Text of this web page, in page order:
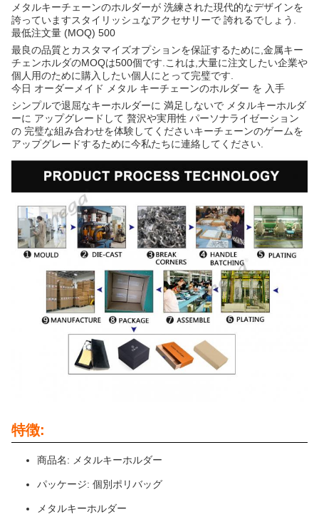
メタルキーチェーンのホルダーが 洗練された現代的なデザインを
誇っていますスタイリッシュなアクセサリーで 誇れるでしょう.
最低注文量 (MOQ) 500
最良の品質とカスタマイズオプションを保証するために,金属キー
チェンホルダのMOQは500個です.これは,大量に注文したい企業や
個人用のために購入したい個人にとって完璧です.
今日 オーダーメイド メタル キーチェーンのホルダー を 入手
シンプルで退屈なキーホルダーに 満足しないで メタルキーホルダ
ーに アップグレードして 贅沢や実用性 パーソナライゼーション
の 完璧な組み合わせを体験してくださいキーチェーンのゲームを
アップグレードするために今私たちに連絡してください.
特徴:
商品名: メタルキーホルダー
パッケージ: 個別ポリバッグ
メタルキーホルダー